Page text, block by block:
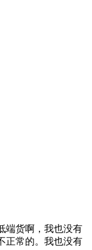
端货啊，我也没有
正常的。我也没有